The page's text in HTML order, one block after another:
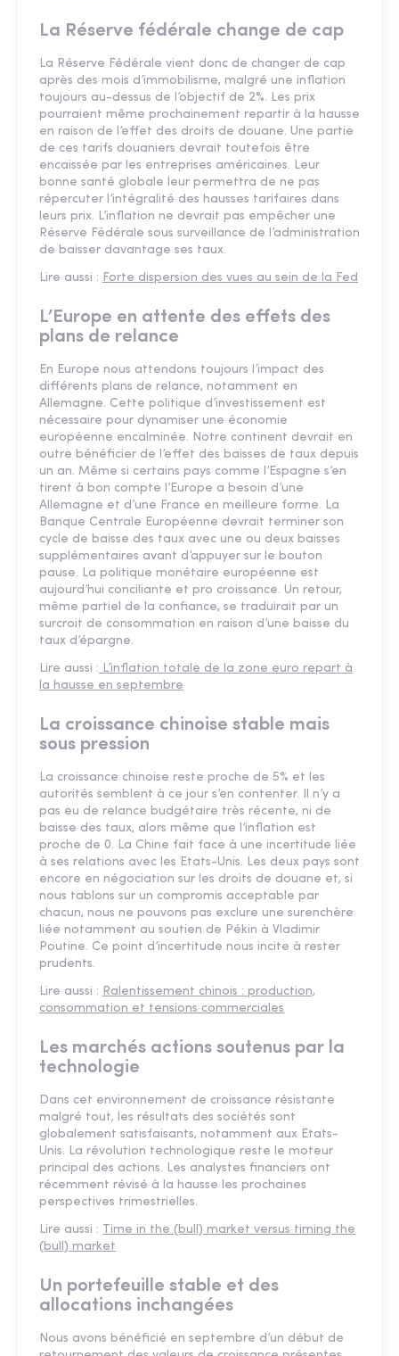
La Réserve fédérale change de cap
La Réserve Fédérale vient donc de changer de cap
après des mois d’immobilisme, malgré une inflation
toujours au-dessus de l’objectif de 2%. Les prix
pourraient même prochainement repartir à la hausse
en raison de l’effet des droits de douane. Une partie
de ces tarifs douaniers devrait toutefois être
encaissée par les entreprises américaines. Leur
bonne santé globale leur permettra de ne pas
répercuter l’intégralité des hausses tarifaires dans
leurs prix. L’inflation ne devrait pas empêcher une
Réserve Fédérale sous surveillance de l’administration
de baisser davantage ses taux.
Lire aussi : Forte dispersion des vues au sein de la Fed
L’Europe en attente des effets des
plans de relance
En Europe nous attendons toujours l’impact des
différents plans de relance, notamment en
Allemagne. Cette politique d’investissement est
nécessaire pour dynamiser une économie
européenne encalminée. Notre continent devrait en
outre bénéficier de l’effet des baisses de taux depuis
un an. Même si certains pays comme l’Espagne s’en
tirent à bon compte l’Europe a besoin d’une
Allemagne et d’une France en meilleure forme. La
Banque Centrale Européenne devrait terminer son
cycle de baisse des taux avec une ou deux baisses
supplémentaires avant d’appuyer sur le bouton
pause. La politique monétaire européenne est
aujourd’hui conciliante et pro croissance. Un retour,
même partiel de la confiance, se traduirait par un
surcroit de consommation en raison d’une baisse du
taux d’épargne.
Lire aussi : L’inflation totale de la zone euro repart à
la hausse en septembre
La croissance chinoise stable mais
sous pression
La croissance chinoise reste proche de 5% et les
autorités semblent à ce jour s’en contenter. Il n’y a
pas eu de relance budgétaire très récente, ni de
baisse des taux, alors même que l’inflation est
proche de 0. La Chine fait face à une incertitude liée
à ses relations avec les Etats-Unis. Les deux pays sont
encore en négociation sur les droits de douane et, si
nous tablons sur un compromis acceptable par
chacun, nous ne pouvons pas exclure une surenchère
liée notamment au soutien de Pékin à Vladimir
Poutine. Ce point d’incertitude nous incite à rester
prudents.
Lire aussi : Ralentissement chinois : production,
consommation et tensions commerciales
Les marchés actions soutenus par la
technologie
Dans cet environnement de croissance résistante
malgré tout, les résultats des sociétés sont
globalement satisfaisants, notamment aux Etats-
Unis. La révolution technologique reste le moteur
principal des actions. Les analystes financiers ont
récemment révisé à la hausse les prochaines
perspectives trimestrielles.
Lire aussi : Time in the (bull) market versus timing the
(bull) market
Un portefeuille stable et des
allocations inchangées
Nous avons bénéficié en septembre d’un début de